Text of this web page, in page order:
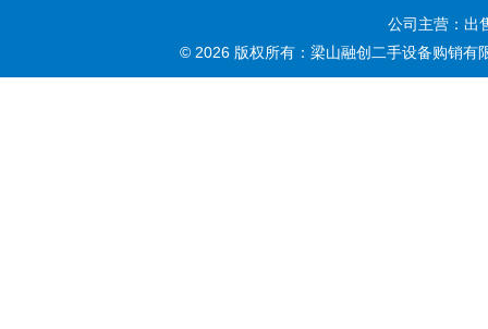
公司主营：出
© 2026 版权所有：梁山融创二手设备购销